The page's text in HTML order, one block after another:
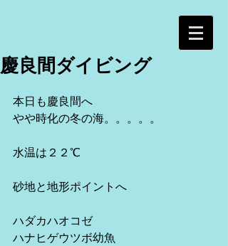
慶良間ダイビング
本日も慶良間へ
やや時化の冬の海。。。。。
水温は２２℃
砂地と地形ポイントへ
ハダカハオコゼ
ハナヒゲウツボ幼魚